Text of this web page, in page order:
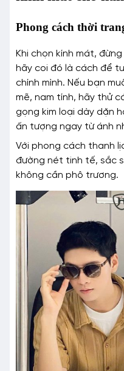
Phong cách thời
Khi chọn kính mát,
hãy coi đó là cách để
chính mình. Nếu bạn
mẽ, nam tính, hãy thử
gọng kim loại dày dặn
ấn tượng ngay từ ánh
Với phong cách thanh
đường nét tinh tế, sắc
không cần phô trương.